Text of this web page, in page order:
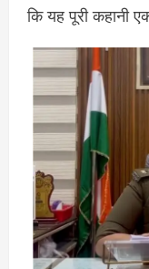
कि यह पूरी कहानी